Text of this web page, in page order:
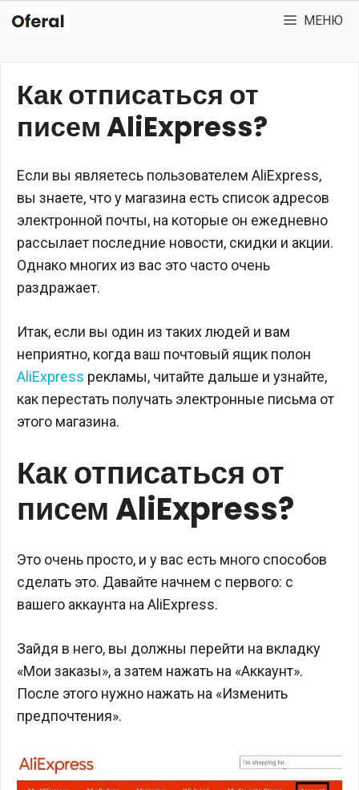
Перейти
МЕНЮ
Как отписаться от
писем AliExpress?
Если вы являетесь пользователем AliExpress,
вы знаете, что у магазина есть список адресов
электронной почты, на которые он ежедневно
рассылает последние новости, скидки и акции.
Однако многих из вас это часто очень
раздражает.
Итак, если вы один из таких людей и вам
неприятно, когда ваш почтовый ящик полон
AliExpress рекламы, читайте дальше и узнайте,
как перестать получать электронные письма от
этого магазина.
Как отписаться от
писем AliExpress?
Это очень просто, и у вас есть много способов
сделать это. Давайте начнем с первого: с
вашего аккаунта на AliExpress.
Зайдя в него, вы должны перейти на вкладку
«Мои заказы», а затем нажать на «Аккаунт».
После этого нужно нажать на «Изменить
предпочтения».